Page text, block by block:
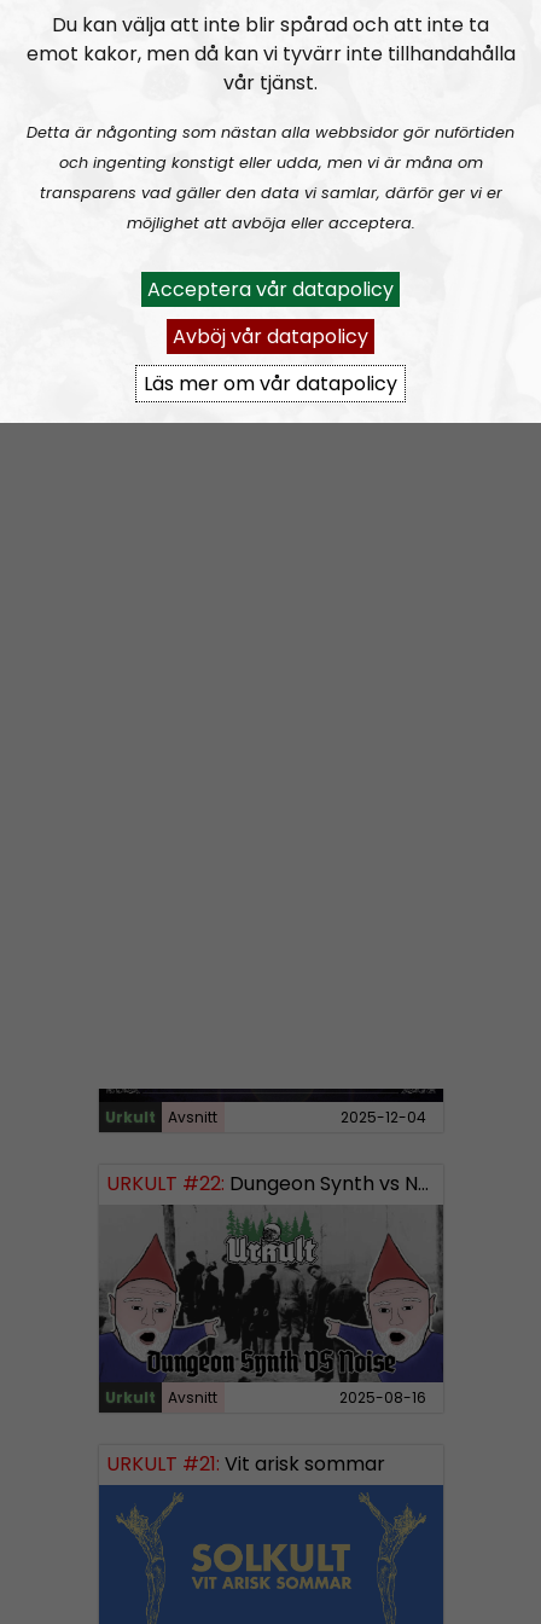
musikens värld.
Programledare är Ulf Larsson och medarbetare är
Prenumerera på Urkult medRSS
https://nordiskradio.se/?format=mp3-
Urkult Avsnitt 2025-12-04
URKULT #22: Dungeon Synth vs Noise
Urkult Avsnitt 2025-08-16
URKULT #21: Vit arisk sommar
Du kan välja att inte blir spårad och att inte ta
emot kakor, men då kan vi tyvärr inte tillhandahålla
vår tjänst.
Detta är någonting som nästan alla webbsidor gör nuförtiden
och ingenting konstigt eller udda, men vi är måna om
transparens vad gäller den data vi samlar, därför ger vi er
möjlighet att avböja eller acceptera.
Acceptera vår datapolicy
Avböj vår datapolicy
Läs mer om vår datapolicy